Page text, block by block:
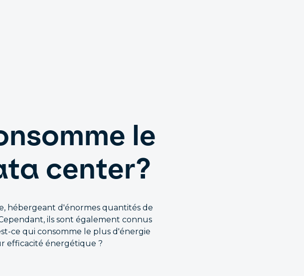
le
center?
hébergeant d'énormes quantités de
ils sont également connus
ce qui consomme le plus d'énergie
efficacité énergétique ?